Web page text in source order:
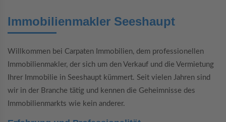
Immobilienmakler Seeshaupt
Willkommen bei Carpaten Immobilien, dem professionellen
Immobilienmakler, der sich um den Verkauf und die Vermietung
Ihrer Immobilie in Seeshaupt kümmert. Seit vielen Jahren sind
wir in der Branche tätig und kennen die Geheimnisse des
Immobilienmarkts wie kein anderer.